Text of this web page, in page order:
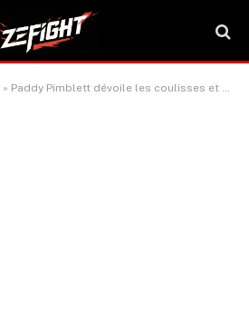
» Paddy Pimblett dévoile les coulisses et explications inédites de sa défaite avant l’UFC 324